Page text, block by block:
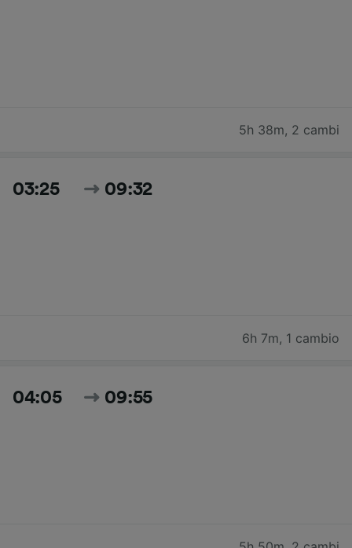
5h 38m, 2 cambi
03:25 09:32
6h 7m, 1 cambio
04:05 09:55